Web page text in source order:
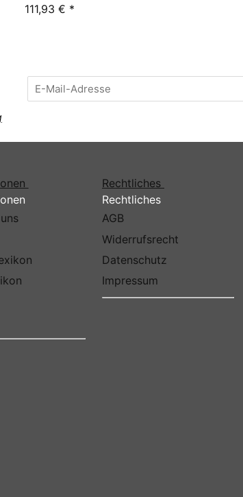
111,93 € *
Rechtliches
Rechtliches
AGB
Widerrufsrecht
Datenschutz
Impressum